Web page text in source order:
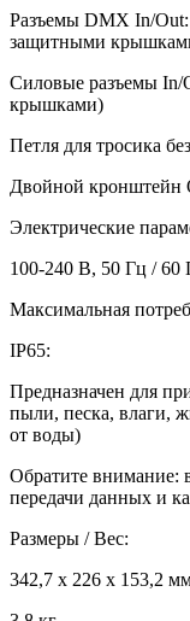
Разъемы DMX In/
защитными
Силовые разъемы In/
крышками)
Петля для тросика
Двойной кронштейн
Электрические
100-240 В, 50 Гц / 60
Максимальная
IP65:
Предназначен для
пыли, песка, влаги,
от воды)
Обратите внимание:
передачи данных и
Размеры / Вес:
342,7 х 226 х 153,2